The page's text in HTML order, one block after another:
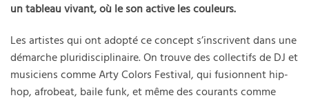
un tableau vivant, où le son active les couleurs.
Les artistes qui ont adopté ce concept s’inscrivent dans une
démarche pluridisciplinaire. On trouve des collectifs de DJ et
musiciens comme Arty Colors Festival, qui fusionnent hip-
hop, afrobeat, baile funk, et même des courants comme